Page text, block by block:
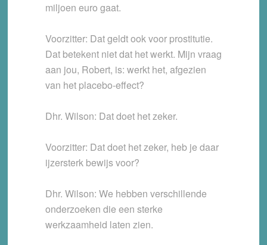
miljoen euro gaat.
Voorzitter: Dat geldt ook voor prostitutie.
Dat betekent niet dat het werkt. Mijn vraag
aan jou, Robert, is: werkt het, afgezien
van het placebo-effect?
Dhr. Wilson: Dat doet het zeker.
Voorzitter: Dat doet het zeker, heb je daar
ijzersterk bewijs voor?
Dhr. Wilson: We hebben verschillende
onderzoeken die een sterke
werkzaamheid laten zien.